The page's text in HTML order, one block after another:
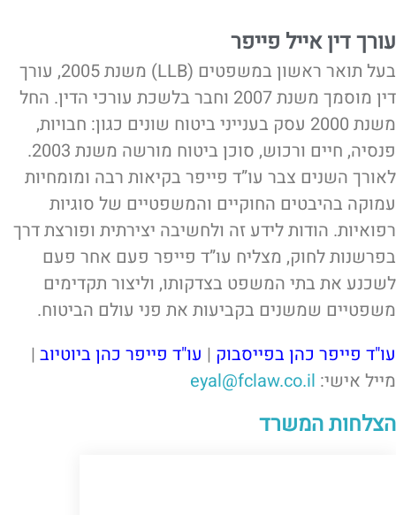
עורך דין אייל פייפר
בעל תואר ראשון במשפטים (LLB) משנת 2005, עורך
דין מוסמך משנת 2007 וחבר בלשכת עורכי הדין. החל
משנת 2000 עסק בענייני ביטוח שונים כגון: חבויות,
פנסיה, חיים ורכוש, סוכן ביטוח מורשה משנת 2003.
לאורך השנים צבר עו”ד פייפר בקיאות רבה ומומחיות
עמוקה בהיבטים החוקיים והמשפטיים של סוגיות
רפואיות. הודות לידע זה ולחשיבה יצירתית ופורצת דרך
בפרשנות לחוק, מצליח עו”ד פייפר פעם אחר פעם
לשכנע את בתי המשפט בצדקותו, וליצור תקדימים
משפטיים שמשנים בקביעות את פני עולם הביטוח.
עו"ד פייפר כהן בפייסבוק | עו"ד פייפר כהן ביוטיוב |
מייל אישי: eyal@fclaw.co.il
הצלחות המשרד